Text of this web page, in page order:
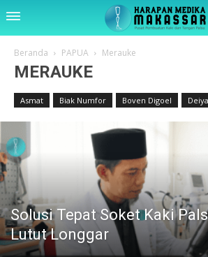
Beranda PAPUA Merauke
MERAUKE
Asmat Biak Numfor Boven Digoel
Solusi Tepat Soket Kaki
Lutut Longgar